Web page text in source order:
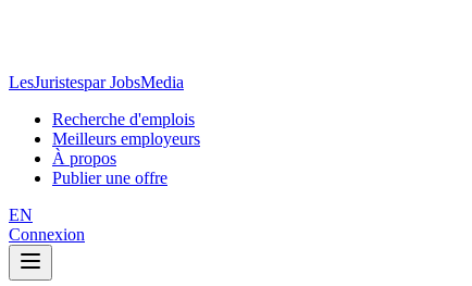
LesJuristespar JobsMedia
Recherche d'emplois
Meilleurs employeurs
À propos
Publier une offre
EN
Connexion